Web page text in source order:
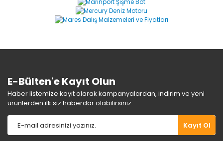
E-Bülten'e Kayıt Olun
Haber listemize kayıt olarak kampanyalardan, indirim ve yeni
ürünlerden ilk siz haberdar olabilirsiniz.
Kayıt Ol